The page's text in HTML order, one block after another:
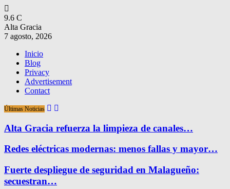
9.6 C
Alta Gracia
7 agosto, 2026
Inicio
Blog
Privacy
Advertisement
Contact
Últimas Noticias
Alta Gracia refuerza la limpieza de canales…
Redes eléctricas modernas: menos fallas y mayor…
Fuerte despliegue de seguridad en Malagueño:
secuestran…